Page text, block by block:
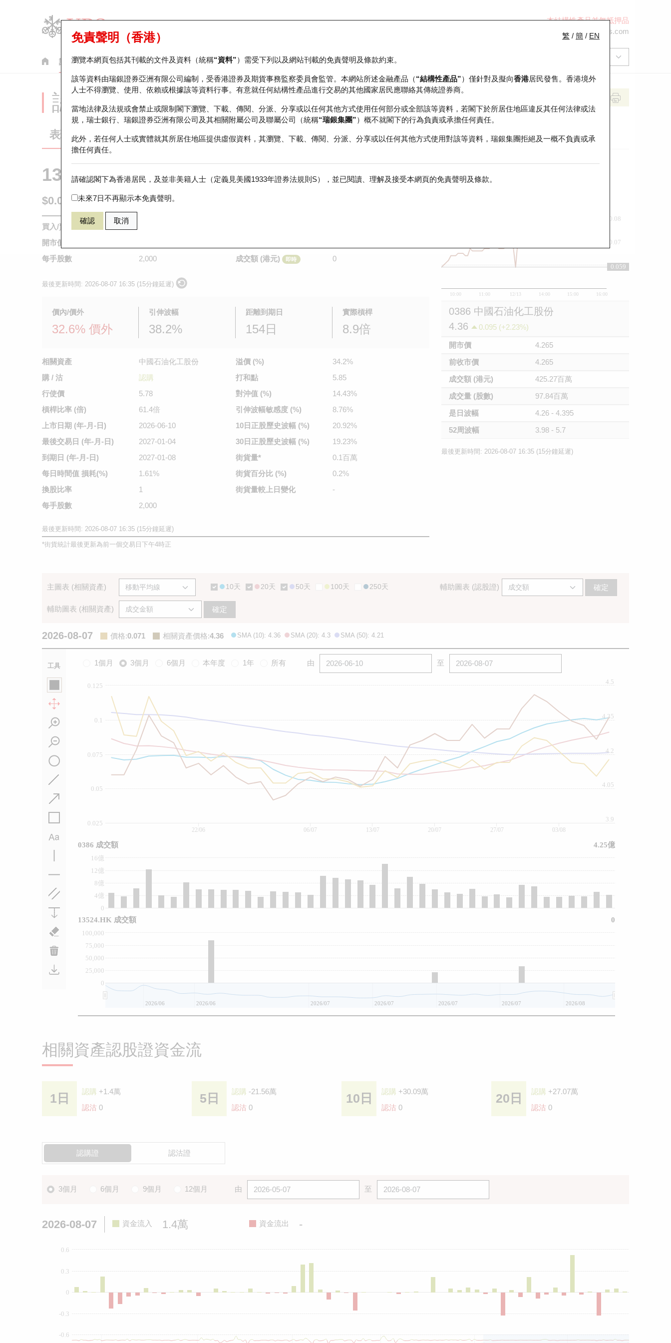
本結構性產品並無抵押品
ol-hkwarrants@ubs.com
認股證 牛熊證 美股指數產品 輪證市場統計 正股資料及市場統計 瑞銀輪證教室
繁 / 簡 / EN
免責聲明（香港）
瀏覽本網頁包括其刊載的文件及資料（統稱“資料”）需受下列以及網站刊載的免責聲明及條款約束。
該等資料由瑞銀證券亞洲有限公司編制，受香港證券及期貨事務監察委員會監管。本網站所述金融產品（“結構性產品”）僅針對及擬向香港居民發售。香港境外
人士不得瀏覽、使用、依賴或根據該等資料行事。有意就任何結構性產品進行交易的其他國家居民應聯絡其傳統證券商。
當地法律及法規或會禁止或限制閣下瀏覽、下載、傳閱、分派、分享或以任何其他方式使用任何部分或全部該等資料，若閣下於所居住地區違反其任何法律或法
規，瑞士銀行、瑞銀證券亞洲有限公司及其相關附屬公司及聯屬公司（統稱“瑞銀集團”）概不就閣下的行為負責或承擔任何責任。
此外，若任何人士或實體就其所居住地區提供虛假資料，其瀏覽、下載、傳閱、分派、分享或以任何其他方式使用對該等資料，瑞銀集團拒絕及一概不負責或承
擔任何責任。
請確認閣下為香港居民，及並非美籍人士（定義見美國1933年證券法規則S），並已閱讀、理解及接受本網頁的免責聲明及條款。
未來7日不再顯示本免責聲明。
確認 取消
認股證分析儀
表現 街貨統計 比較
13524 瑞銀認購 0386 中國石油化工股份
$0.071 0.012 (+20.34%) 即時
買入/賣出價
開市價
每手股數
2,000
成交額 (港元)
即時 0
最後更新時間: 2026-08-07 16:35 (15分鐘延遲)
價內/價外
32.6% 價外
引伸波幅
38.2%
距離到期日
154日
實際槓桿
8.9倍
相關資產
中國石油化工股份
購 / 沽
認購
行使價
5.78
槓桿比率 (倍)
61.4倍
上市日期 (年-月-日)
2026-06-10
最後交易日 (年-月-日)
2027-01-04
到期日 (年-月-日)
2027-01-08
每日時間值 損耗(%)
1.61%
換股比率
1
每手股數
2,000
溢價 (%)
34.2%
打和點
5.85
對沖值 (%)
14.43%
引伸波幅敏感度 (%)
8.76%
10日正股歷史波幅 (%)
20.92%
30日正股歷史波幅 (%)
19.23%
街貨量*
0.1百萬
街貨百分比 (%)
0.2%
街貨量較 上日變化 -
最後更新時間: 2026-08-07 16:35 (15分鐘延遲)
*街貨統計最後更新為前一個交易日下午4時正
10:00 11:00 12/13 14:00 15:00 16:00
0.06
0.07
0.08
0.059
0386 中國石油化工股份
4.36
0.095 (+2.23%)
開市價
4.265
前收市價
4.265
成交額 (港元)
425.27百萬
成交量 (股數)
97.84百萬
是日波幅
4.26 - 4.395
52周波幅
3.98 - 5.7
最後更新時間: 2026-08-07 16:35 (15分鐘延遲)
主圖表 (相關資產) 10天 20天 50天 100天 250天 輔助圖表 (認股證) 確定
輔助圖表 (相關資產) 確定
2026-08-07 價格:0.071 相關資產價格:4.36 SMA (10): 4.36 SMA (20): 4.3 SMA (50): 4.21
工具 1個月 3個月 6個月 本年度 1年 所有 由 至
0.025
0.05
0.075
0.1
0.125
3.9
4.05
4.2
4.35
4.5
0
4億
8億
12億
16億
0
25,000
50,000
75,000
100,000
22/06 06/07 13/07 20/07 27/07 03/08
2026/06 2026/06 2026/07 2026/07 2026/07 2026/07 2026/08
0386 成交額 4.25億
13524.HK 成交額 0
相關資產認股證資金流
1日 認購 +1.4萬
認沽 0
5日 認購 -21.56萬
認沽 0
10日 認購 +30.09萬
認沽 0
20日 認購 +27.07萬
認沽 0
認購證 認沽證
3個月 6個月 9個月 12個月 由 至
2026-08-07 資金流入 1.4萬 資金流出 -
0
-0.6
-0.3
0.3
0.6